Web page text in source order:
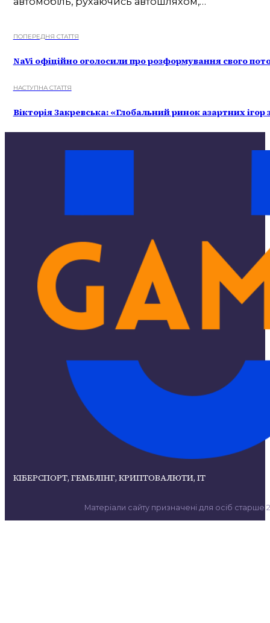
ПОПЕРЕДНЯ СТАТТЯ
NaVi офіційно оголосили про розформування свого
НАСТУПНА СТАТТЯ
Вікторія Закревська: «Глобальний ринок азартних
КІБЕРСПОРТ, ГЕМБЛІНГ, КРИПТОВАЛЮТИ, ІТ
Матеріали сайту призначені для осіб старше